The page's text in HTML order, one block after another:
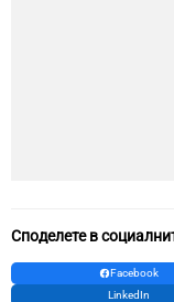
Споделете в
Facebook
LinkedIn